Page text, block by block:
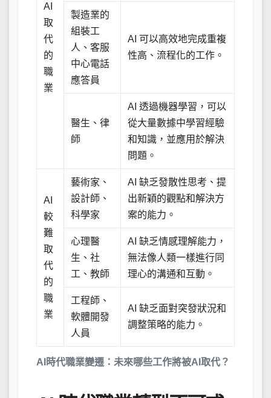
AI時代職業變遷：未來哪些工作將被AI取代？
AI
取
代
的
職
業
製造業的
組裝工
人、客服
中心電話
應答員
AI 可以高效地完成重複
性高、流程化的工作。
醫生、律
師
AI 透過機器學習，可以
從大量數據中學習經驗
和知識，並應用於解決
問題。
AI
較
難
取
代
的
職
業
藝術家、
設計師、
科學家
AI 缺乏發散性思考、提
出新穎的觀點和解決方
案的能力。
心理醫
生、社
工、教師
AI 缺乏情感理解能力，
無法像人類一樣進行同
理心的溝通和互動。
工程師、
軟體開發
人員
AI 缺乏面對突發狀況和
調整策略的能力。